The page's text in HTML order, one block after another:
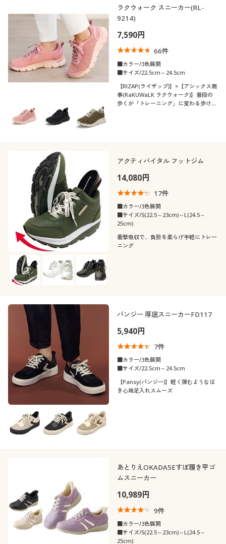
ラクウォーク スニーカー(RL-
9214)
7,590円
66件
■カラー/3色展開
■サイズ/22.5cm～24.5cm
【RIZAP(ライザップ)】×【アシックス商
事(RaKUWaLK ラクウォーク)】普段の
歩くが「トレーニング」に変わる歩けば
アクティバイタル フットジム
14,080円
17件
■カラー/3色展開
■サイズ/S(22.5～23cm)～L(24.5～
25cm)
衝撃吸収で、負担を柔らげ手軽にトレー
ニング
パンジー 厚底スニーカーFD117
5,940円
7件
■カラー/3色展開
■サイズ/22.5cm～24.5cm
【Pansy(パンジー)】軽く弾むようなは
き心地足入れスムーズ
あとりえOKADA5Eすぽ履き甲ゴ
ムスニーカー
10,989円
9件
■カラー/3色展開
■サイズ/S(22.5～23cm)～L(24.5～
25cm)